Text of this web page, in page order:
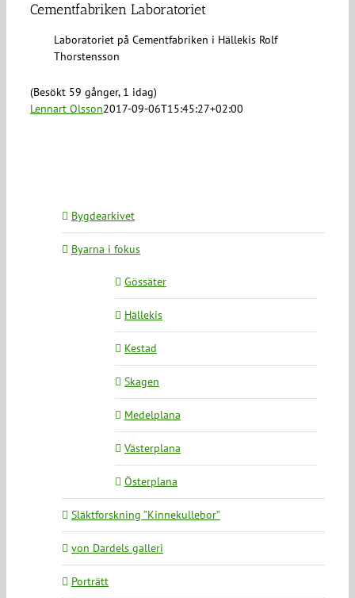
Cementfabriken Laboratoriet
Laboratoriet på Cementfabriken i Hällekis Rolf
Thorstensson
(Besökt 59 gånger, 1 idag)
Lennart Olsson2017-09-06T15:45:27+02:00
Bygdearkivet
Byarna i fokus
Gössäter
Hällekis
Kestad
Skagen
Medelplana
Västerplana
Österplana
Släktforskning ”Kinnekullebor”
von Dardels galleri
Porträtt